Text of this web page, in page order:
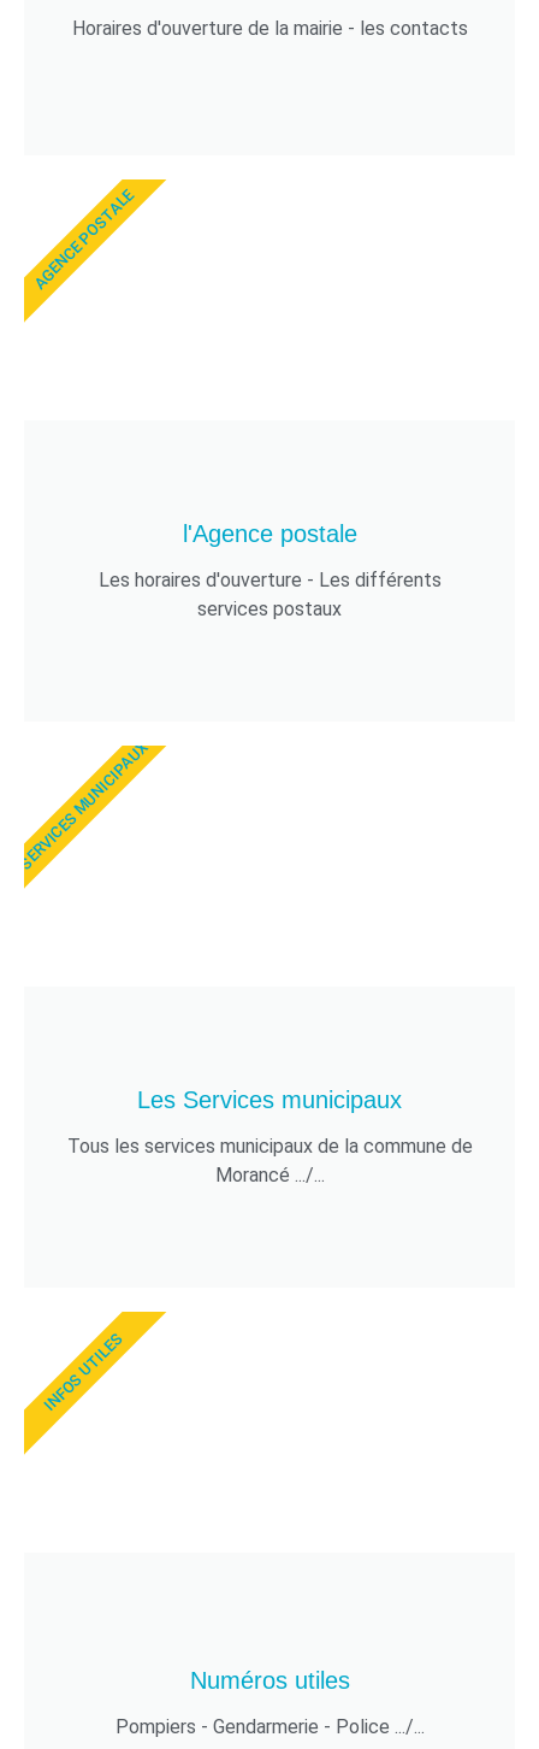
Horaires d'ouverture de la mairie - les contacts
l'Agence postale
Les horaires d'ouverture - Les différents
services postaux
AGENCE POSTALE
Les Services municipaux
Tous les services municipaux de la commune de
Morancé .../...
SERVICES MUNICIPAUX
Numéros utiles
Pompiers - Gendarmerie - Police .../...
INFOS UTILES